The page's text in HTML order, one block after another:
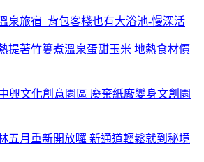
泉旅宿 背包客棧也有大浴池-慢深活
提著竹簍煮溫泉蛋甜玉米 地熱食材價
興文化創意園區 廢棄紙廠變身文創園
五月重新開放囉 新通道輕鬆就到秘境